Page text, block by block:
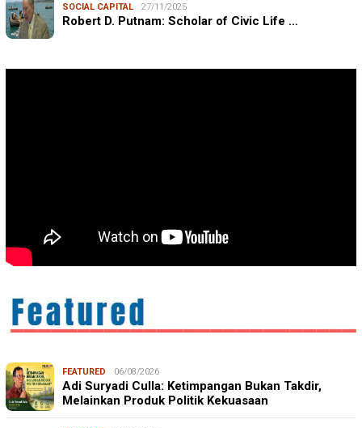
SOCIAL CAPITAL 27/11/2025
Robert D. Putnam: Scholar of Civic Life …
FEATURED 06/08/2026
Adi Suryadi Culla: Ketimpangan Bukan Takdir,
Melainkan Produk Politik Kekuasaan